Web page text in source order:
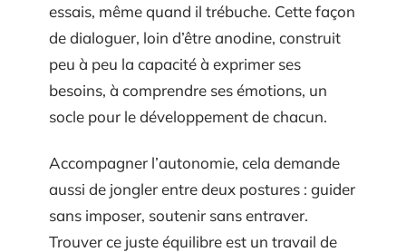
essais, même quand il trébuche. Cette façon
de dialoguer, loin d’être anodine, construit
peu à peu la capacité à exprimer ses
besoins, à comprendre ses émotions, un
socle pour le développement de chacun.
Accompagner l’autonomie, cela demande
aussi de jongler entre deux postures : guider
sans imposer, soutenir sans entraver.
Trouver ce juste équilibre est un travail de